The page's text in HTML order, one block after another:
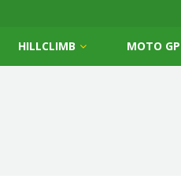
HILLCLIMB MOTO GP